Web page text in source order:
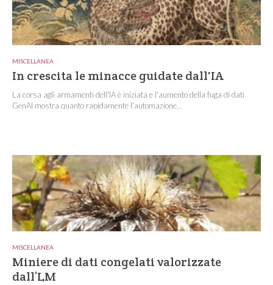
MISCELLANEA
In crescita le minacce guidate dall'IA
La corsa agli armamenti dell'IA è iniziata e l'aumento della fuga di dati
GenAI mostra quanto rapidamente l'automazione...
MISCELLANEA
Miniere di dati congelati valorizzate
dall’LM